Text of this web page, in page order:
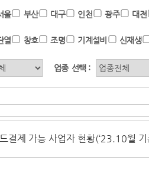
울 부산 대구 인천 광주 대전
열 창호 조명 기계설비 신재생
업종 선택 :
결제 가능 사업자 현황(‘23.10월